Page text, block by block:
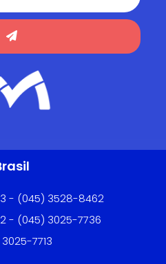
- (045) 3528-8462
- (045) 3025-7736
7713